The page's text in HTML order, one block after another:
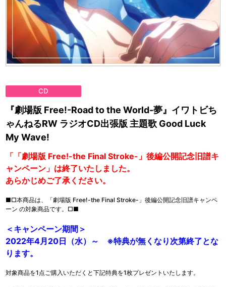
CD
『劇場版 Free!-Road to the World-夢』イワトビち
ゃんねるRW ラジオCD出張版 主題歌 Good Luck
My Wave!
「「劇場版 Free!-the Final Stroke-」後編公開記念旧譜キ
ャンペーン」は終了いたしました。
あらかじめご了承ください。
■□本商品は、「劇場版 Free!-the Final Stroke-」後編公開記念旧譜キャンペ
ーン の対象商品です。□■
＜キャンペーン期間＞
2022年4月20日（水）～ ※特典が無くなり次第終了とな
ります。
対象商品を1点ご購入いただくと下記特典を1枚プレゼントいたします。